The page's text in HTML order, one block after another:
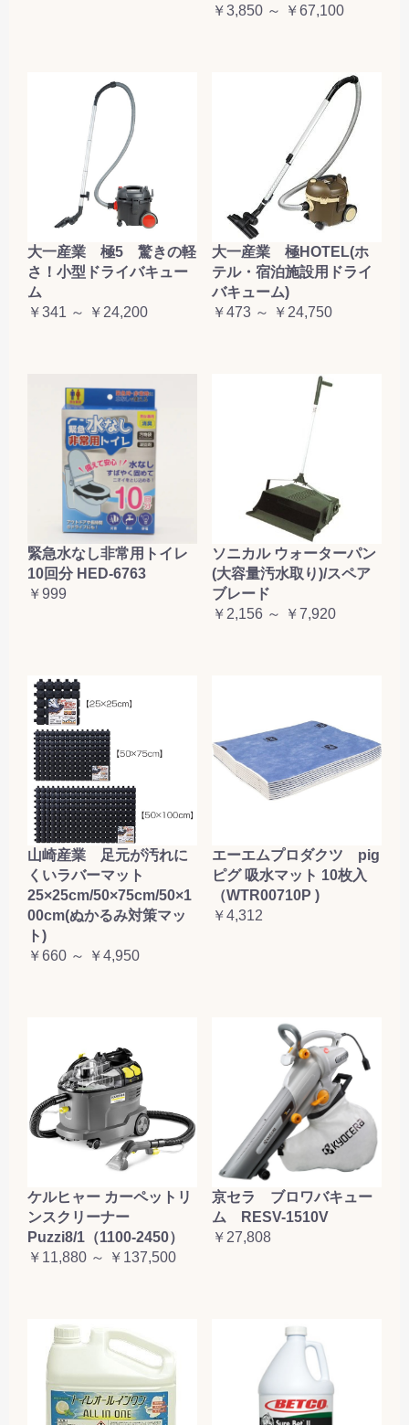
￥3,850 ～ ￥67,100
大一産業 極5 驚きの軽
さ！小型ドライバキュー
ム
￥341 ～ ￥24,200
大一産業 極HOTEL(ホ
テル・宿泊施設用ドライ
バキューム)
￥473 ～ ￥24,750
緊急水なし非常用トイレ
10回分 HED-6763
￥999
ソニカル ウォーターパン
(大容量汚水取り)/スペア
ブレード
￥2,156 ～ ￥7,920
山崎産業 足元が汚れに
くいラバーマット
25×25cm/50×75cm/50×1
00cm(ぬかるみ対策マッ
ト)
￥660 ～ ￥4,950
エーエムプロダクツ pig
ピグ 吸水マット 10枚入
（WTR00710P )
￥4,312
ケルヒャー カーペットリ
ンスクリーナー
Puzzi8/1（1100-2450）
￥11,880 ～ ￥137,500
京セラ ブロワバキュー
ム RESV-1510V
￥27,808